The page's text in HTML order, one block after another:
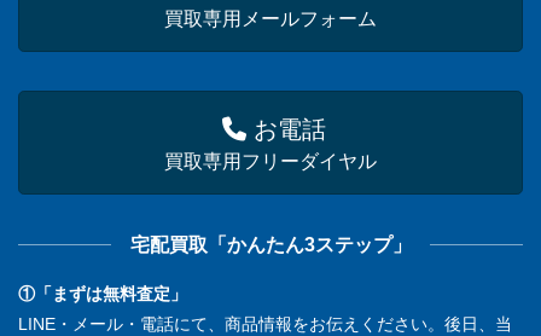
買取専用メールフォーム
お電話
買取専用フリーダイヤル
宅配買取「かんたん3ステップ」
①「まずは無料査定」
LINE・メール・電話にて、商品情報をお伝えください。後日、当